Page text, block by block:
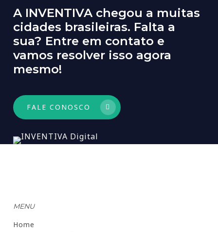
A INVENTIVA chegou a muitas
cidades brasileiras. Falta a
sua? Entre em contato e
vamos resolver isso agora
mesmo!
FALE CONOSCO
MENU
Home